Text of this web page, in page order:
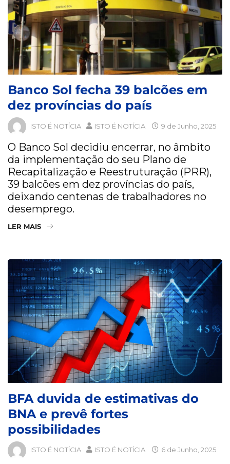
Banco Sol fecha 39 balcões em
dez províncias do país
ISTO É NOTÍCIA ISTO É NOTÍCIA 9 de Junho, 2025
O Banco Sol decidiu encerrar, no âmbito
da implementação do seu Plano de
Recapitalização e Reestruturação (PRR),
39 balcões em dez províncias do país,
deixando centenas de trabalhadores no
desemprego.
LER MAIS
BFA duvida de estimativas do
BNA e prevê fortes
possibilidades
ISTO É NOTÍCIA ISTO É NOTÍCIA 6 de Junho, 2025